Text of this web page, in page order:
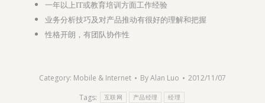
一年以上IT或教育培训方面工作经验
业务分析技巧及对产品推动有很好的理解和把握
性格开朗，有团队协作性
Category: Mobile & Internet ByAlan Luo
2012/11/07
Tags:
互联网 产品经理 经理